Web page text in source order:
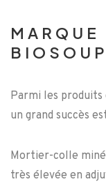
MARQUE
Parmi les produits
un grand succès
Mortier-colle
très élevée en